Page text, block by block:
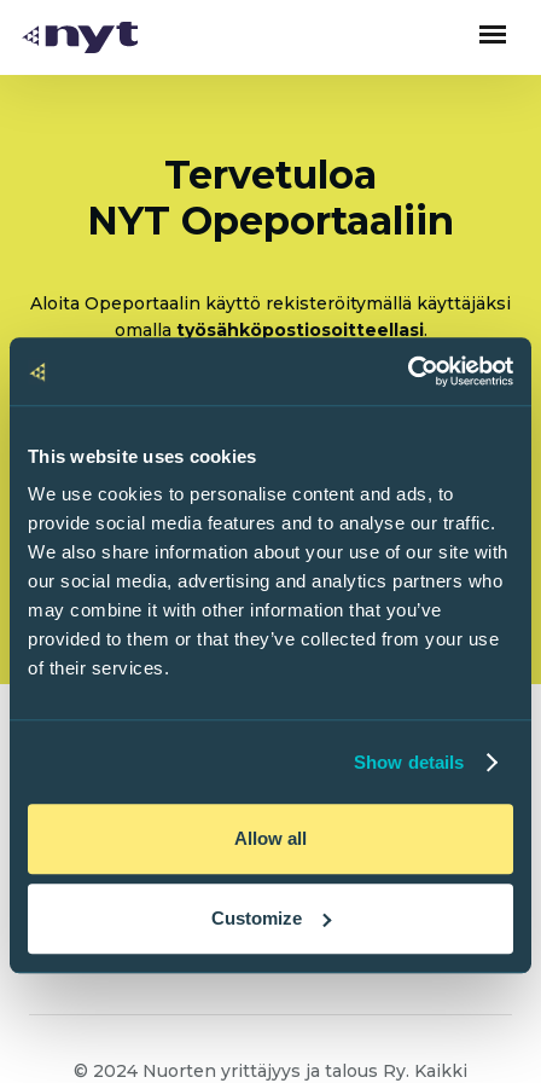
This website uses cookies
We use cookies to personalise content and ads, to
provide social media features and to analyse our traffic.
We also share information about your use of our site with
our social media, advertising and analytics partners who
may combine it with other information that you’ve
provided to them or that they’ve collected from your use
of their services.
Show details
Allow all
Customize
Tervetuloa
NYT Opeportaaliin
Aloita Opeportaalin käyttö rekisteröitymällä käyttäjäksi
omalla työsähköpostiosoitteellasi.
Rekisteröidy: Olen tulossa käyttämään Opeportaalia
ensimmäistä kertaa
Kirjaudu sisään: Olen käyttänyt Opeportaalia
ennenkin
© 2024 Nuorten yrittäjyys ja talous Ry. Kaikki